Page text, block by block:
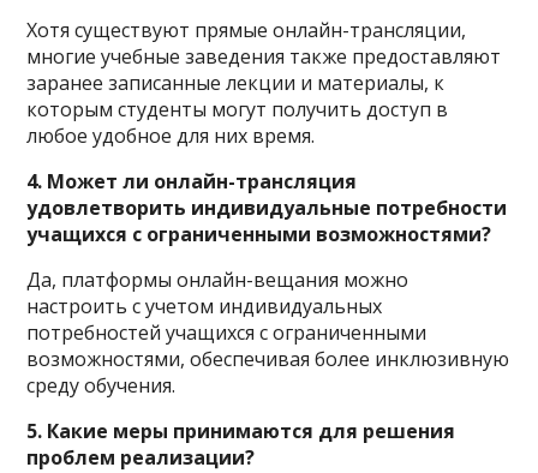
Хотя существуют прямые онлайн-трансляции,
многие учебные заведения также предоставляют
заранее записанные лекции и материалы, к
которым студенты могут получить доступ в
любое удобное для них время.
4. Может ли онлайн-трансляция
удовлетворить индивидуальные потребности
учащихся с ограниченными возможностями?
Да, платформы онлайн-вещания можно
настроить с учетом индивидуальных
потребностей учащихся с ограниченными
возможностями, обеспечивая более инклюзивную
среду обучения.
5. Какие меры принимаются для решения
проблем реализации?